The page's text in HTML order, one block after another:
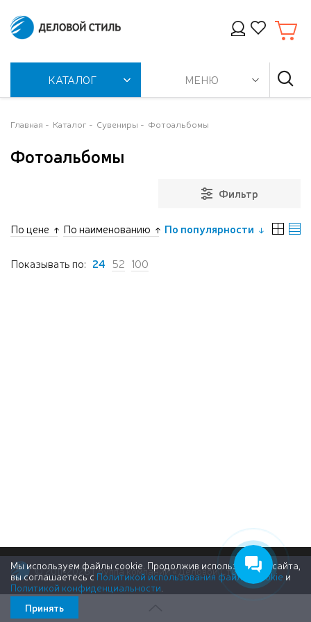
КАТАЛОГ МЕНЮ
Главная Каталог Сувениры Фотоальбомы
Фотоальбомы
Фильтр
По цене По наименованию По популярности
Показывать по: 24 52 100
© 2011-2026 Группа компаний «Деловой Стиль»
Мы используем файлы cookie. Продолжив использование сайта,
вы соглашаетесь с Политикой использования файлов cookie и
Политикой конфиденциальности
Принять